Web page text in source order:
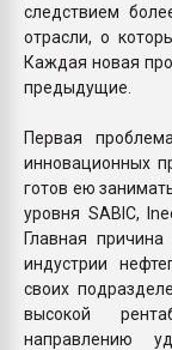
следствием
отрасли, о
Каждая новая
предыдущие.
Первая
инновационных
готов ею
уровня SABIC,
Главная
индустрии
своих
высокой
направлению